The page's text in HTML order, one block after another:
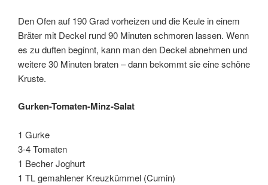
Den Ofen auf 190 Grad vorheizen und die Keule in einem
Bräter mit Deckel rund 90 Minuten schmoren lassen. Wenn
es zu duften beginnt, kann man den Deckel abnehmen und
weitere 30 Minuten braten – dann bekommt sie eine schöne
Kruste.
Gurken-Tomaten-Minz-Salat
1 Gurke
3-4 Tomaten
1 Becher Joghurt
1 TL gemahlener Kreuzkümmel (Cumin)